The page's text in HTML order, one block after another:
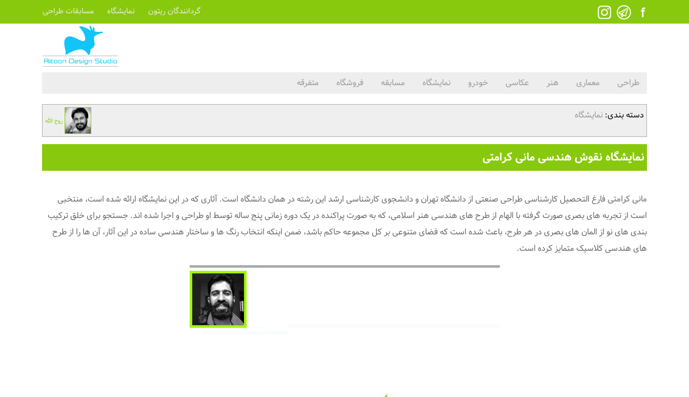
گردانندگان ریتون نمایشگاه مسابقات طراحی
طراحی معماری هنر عکاسی خودرو نمایشگاه مسابقه فروشگاه متفرقه
دسته بندی:نمایشگاه روح الله
نمایشگاه نقوش هندسی مانی کرامتی
مانی کرامتیفارغ التحصیل کارشناسی طراحی صنعتی از دانشگاه تهران و دانشجوی کارشناسی ارشد این رشته در همان دانشگاه است. آثاری که در این نمایشگاه ارائه شده است، منتخبی
است از تجربه های بصری صورت گرفته با الهام از طرح های هندسی هنر اسلامی، که به صورت پراکنده در یک دوره زمانی پنج ساله توسط او طراحی و اجرا شده اند. جستجو برای خلق ترکیب
بندی های نو از المان های بصری در هر طرح، باعث شده است که فضای متنوعی بر کل مجموعه حاکم باشد، ضمن اینکه انتخاب رنگ ها و ساختار هندسی ساده در این آثار، آن ها را از طرح
های هندسی کلاسیک متمایز کرده است.